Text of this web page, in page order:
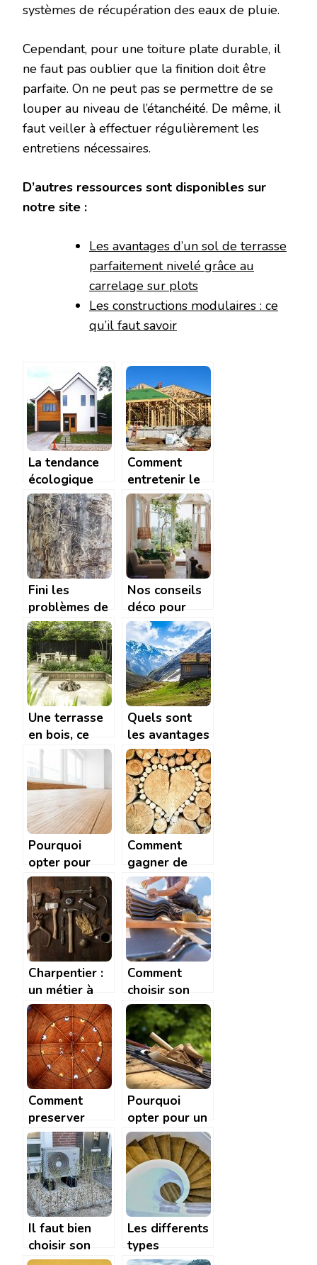
systèmes de récupération des eaux de pluie.
Cependant, pour une toiture plate durable, il
ne faut pas oublier que la finition doit être
parfaite. On ne peut pas se permettre de se
louper au niveau de l’étanchéité. De même, il
faut veiller à effectuer régulièrement les
entretiens nécessaires.
D’autres ressources sont disponibles sur
notre site :
Les avantages d’un sol de terrasse
parfaitement nivelé grâce au
carrelage sur plots
Les constructions modulaires : ce
qu’il faut savoir
La tendance
écologique
des maisons
en bois
Comment
entretenir le
bardage d’une
maison en
bois?
Fini les
problèmes de
termites qui
rongent le
bois
Nos conseils
déco pour
aménager
votre terrasse
en bois
Une terrasse
en bois, ce
qu’il faut
savoir
Quels sont
les avantages
et
inconvénients
d’une maison
en bois ?
Pourquoi
opter pour
une
autoconstruction
en bois ?
Comment
gagner de
l’argent grâce
au bois ?
Charpentier :
un métier à
haut risque
Comment
choisir son
couvreur et
que faut-il lui
demander ?
Comment
preserver
votre plafond
en bois en
quelques
etapes
simples ?
Pourquoi
opter pour un
portail de
jardin en bois
?
Il faut bien
choisir son
Les differents
types